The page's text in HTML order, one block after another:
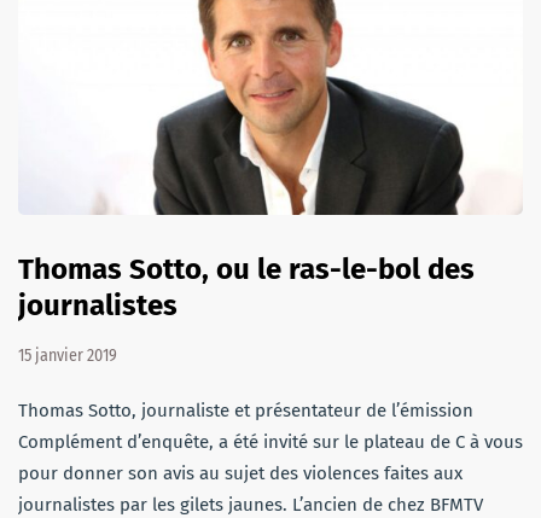
Thomas Sotto, ou le ras-le-bol des
journalistes
15 janvier 2019
Thomas Sotto, journaliste et présentateur de l’émission
Complément d’enquête, a été invité sur le plateau de C à vous
pour donner son avis au sujet des violences faites aux
journalistes par les gilets jaunes. L’ancien de chez BFMTV